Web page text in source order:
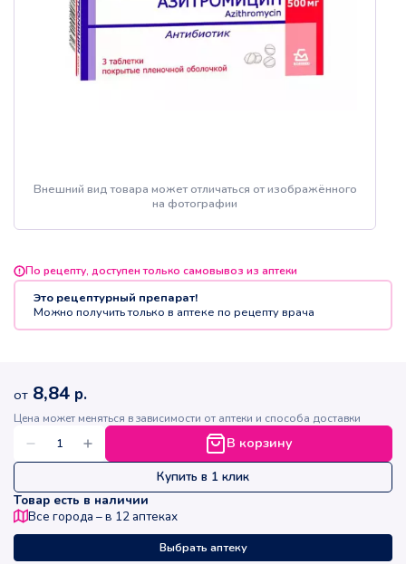
Внешний вид товара может отличаться от изображённого
на фотографии
По рецепту, доступен только самовывоз из аптеки
Это рецептурный препарат!
Можно получить только в аптеке по рецепту врача
от 8,84 р.
Цена может меняться в зависимости от аптеки и способа доставки
В корзину
Купить в 1 клик
Товар есть в наличии
Все города – в 12 аптеках
Выбрать аптеку